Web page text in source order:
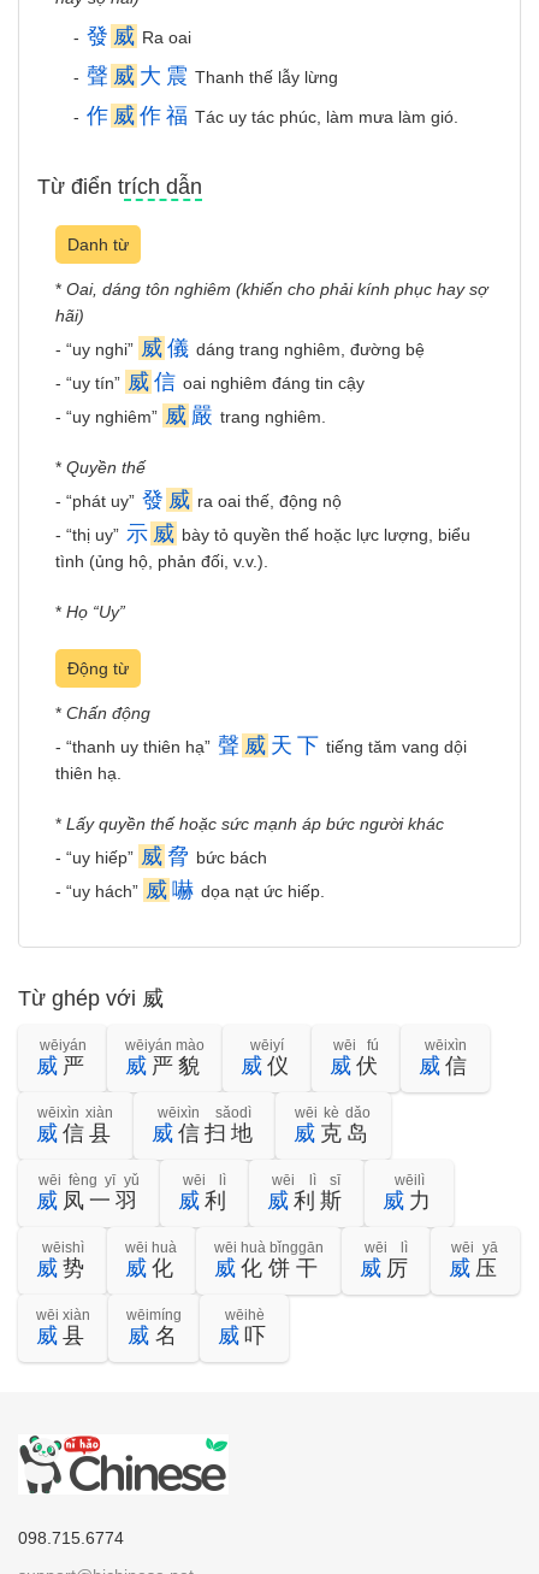
- 發 威 Ra oai
- 聲 威 大 震 Thanh thế lẫy lừng
- 作 威 作 福 Tác uy tác phúc, làm mưa làm gió.
Từ điển trích dẫn
Danh từ
* Oai, dáng tôn nghiêm (khiến cho phải kính phục hay sợ
hãi)
- “uy nghi” 威 儀 dáng trang nghiêm, đường bệ
- “uy tín” 威 信 oai nghiêm đáng tin cậy
- “uy nghiêm” 威 嚴 trang nghiêm.
* Quyền thế
- “phát uy” 發 威 ra oai thế, động nộ
- “thị uy” 示 威 bày tỏ quyền thế hoặc lực lượng, biểu
tình (ủng hộ, phản đối, v.v.).
* Họ “Uy”
Động từ
* Chấn động
- “thanh uy thiên hạ” 聲 威 天 下 tiếng tăm vang dội
thiên hạ.
* Lấy quyền thế hoặc sức mạnh áp bức người khác
- “uy hiếp” 威 脅 bức bách
- “uy hách” 威 嚇 dọa nạt ức hiếp.
Từ ghép với 威
威 严
wēiyán
威 严貌
wēiyán mào
威 仪
wēiyí
威 伏
wēi fú
威 信
wēixìn
威 信县
wēixìn xiàn
威 信扫地
wēixìn sǎodì
威 克岛
wēi kè dǎo
威 凤一羽
wēi fèng yī yǔ
威 利
wēi lì
威 利斯
wēi lì sī
威 力
wēilì
威 势
wēishì
威 化
wēi huà
威化饼干
wēi huà bǐnggān
威 厉
wēi lì
威 压
wēi yā
威县
wēi xiàn
威 名
wēimíng
威 吓
wēihè
098.715.6774